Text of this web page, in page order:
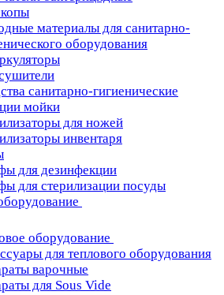
материалы для санитарно-
оборудования
санитарно-гигиенические
мойки
для ножей
инвентаря
для дезинфекции
для стерилизации посуды
оборудование
для теплового оборудования
варочные
для Sous Vide